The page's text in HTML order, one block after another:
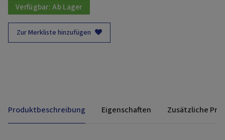
Verfügbar:Ab Lager
Zur Merkliste hinzufügen
Produktbeschreibung Eigenschaften Zusätzliche